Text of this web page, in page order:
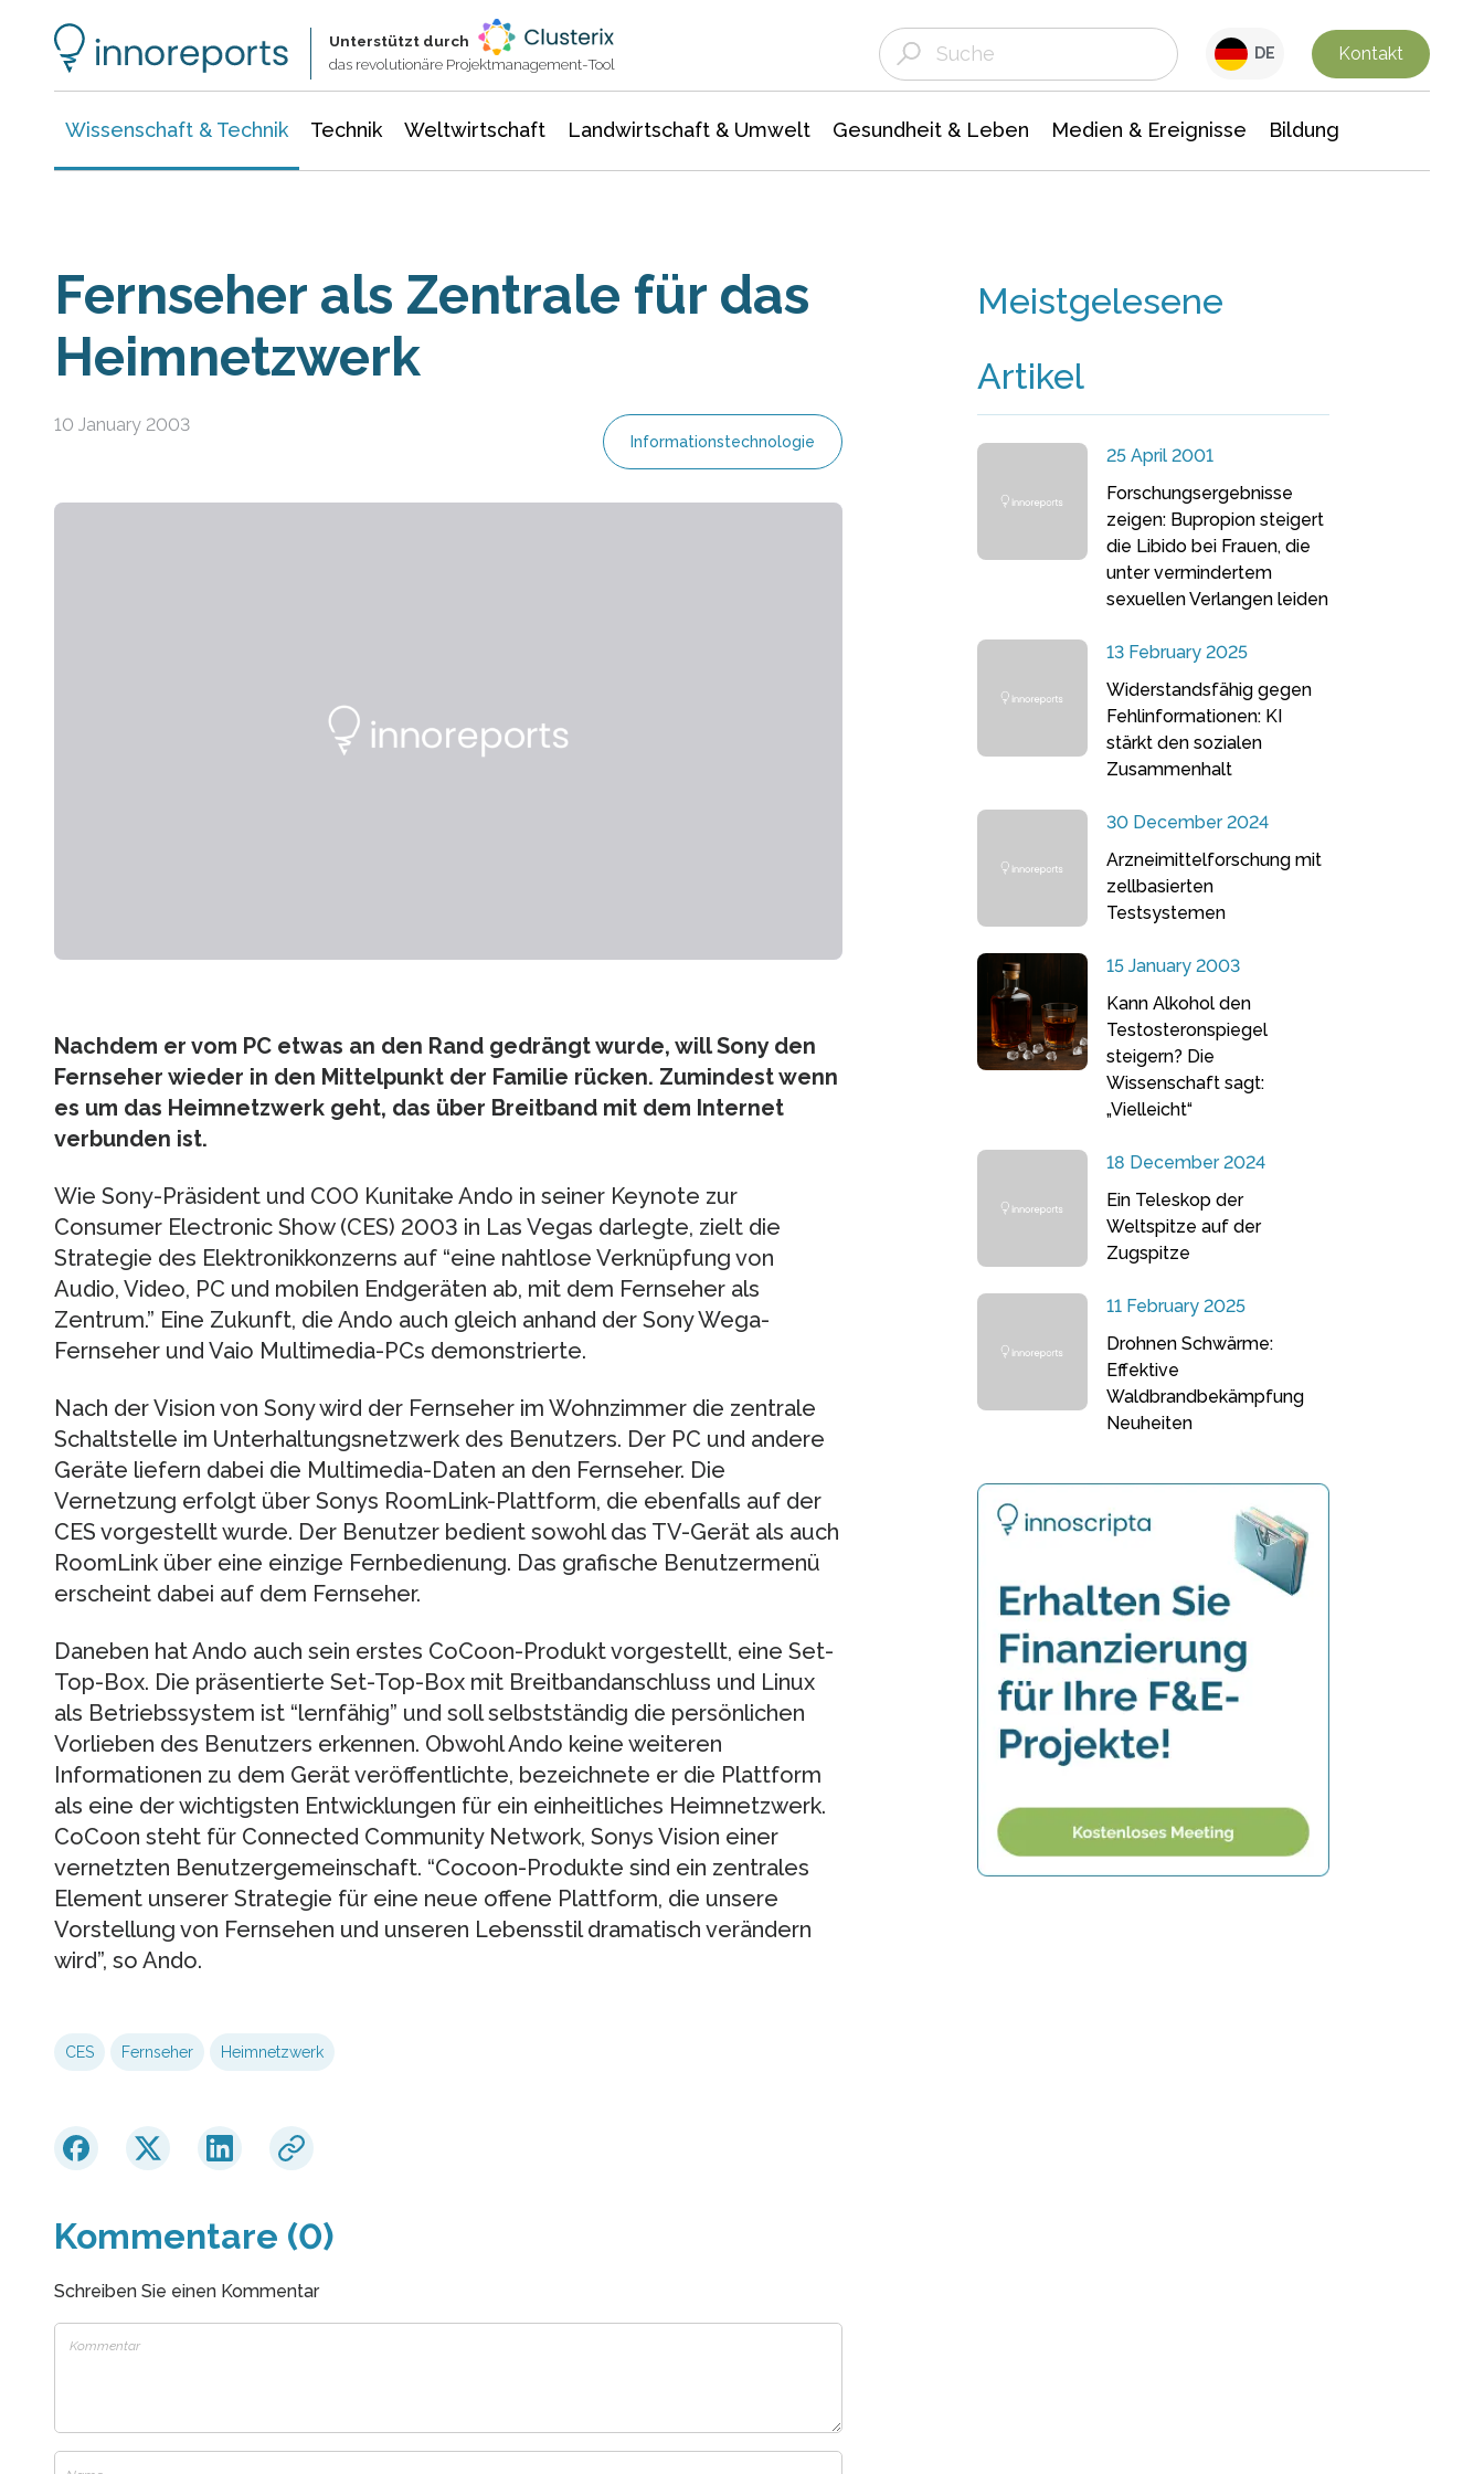
Unterstützt durch
das revolutionäre Projektmanagement-Tool
DE Kontakt
Wissenschaft & Technik Technik Weltwirtschaft Landwirtschaft & Umwelt Gesundheit & Leben Medien & Ereignisse Bildung
Fernseher als Zentrale für das
Heimnetzwerk
10 January 2003
Informationstechnologie
Nachdem er vom PC etwas an den Rand gedrängt wurde, will Sony den
Fernseher wieder in den Mittelpunkt der Familie rücken. Zumindest wenn
es um das Heimnetzwerk geht, das über Breitband mit dem Internet
verbunden ist.
Wie Sony-Präsident und COO Kunitake Ando in seiner Keynote zur
Consumer Electronic Show (CES) 2003 in Las Vegas darlegte, zielt die
Strategie des Elektronikkonzerns auf “eine nahtlose Verknüpfung von
Audio, Video, PC und mobilen Endgeräten ab, mit dem Fernseher als
Zentrum.” Eine Zukunft, die Ando auch gleich anhand der Sony Wega-
Fernseher und Vaio Multimedia-PCs demonstrierte.
Nach der Vision von Sony wird der Fernseher im Wohnzimmer die zentrale
Schaltstelle im Unterhaltungsnetzwerk des Benutzers. Der PC und andere
Geräte liefern dabei die Multimedia-Daten an den Fernseher. Die
Vernetzung erfolgt über Sonys RoomLink-Plattform, die ebenfalls auf der
CES vorgestellt wurde. Der Benutzer bedient sowohl das TV-Gerät als auch
RoomLink über eine einzige Fernbedienung. Das grafische Benutzermenü
erscheint dabei auf dem Fernseher.
Daneben hat Ando auch sein erstes CoCoon-Produkt vorgestellt, eine Set-
Top-Box. Die präsentierte Set-Top-Box mit Breitbandanschluss und Linux
als Betriebssystem ist “lernfähig” und soll selbstständig die persönlichen
Vorlieben des Benutzers erkennen. Obwohl Ando keine weiteren
Informationen zu dem Gerät veröffentlichte, bezeichnete er die Plattform
als eine der wichtigsten Entwicklungen für ein einheitliches Heimnetzwerk.
CoCoon steht für Connected Community Network, Sonys Vision einer
vernetzten Benutzergemeinschaft. “Cocoon-Produkte sind ein zentrales
Element unserer Strategie für eine neue offene Plattform, die unsere
Vorstellung von Fernsehen und unseren Lebensstil dramatisch verändern
wird”, so Ando.
CES Fernseher Heimnetzwerk
Kommentare (0)
Schreiben Sie einen Kommentar
Meistgelesene
Artikel
25 April 2001
Forschungsergebnisse
zeigen: Bupropion steigert
die Libido bei Frauen, die
unter vermindertem
sexuellen Verlangen leiden
13 February 2025
Widerstandsfähig gegen
Fehlinformationen: KI
stärkt den sozialen
Zusammenhalt
30 December 2024
Arzneimittelforschung mit
zellbasierten
Testsystemen
15 January 2003
Kann Alkohol den
Testosteronspiegel
steigern? Die
Wissenschaft sagt:
„Vielleicht“
18 December 2024
Ein Teleskop der
Weltspitze auf der
Zugspitze
11 February 2025
Drohnen Schwärme:
Effektive
Waldbrandbekämpfung
Neuheiten